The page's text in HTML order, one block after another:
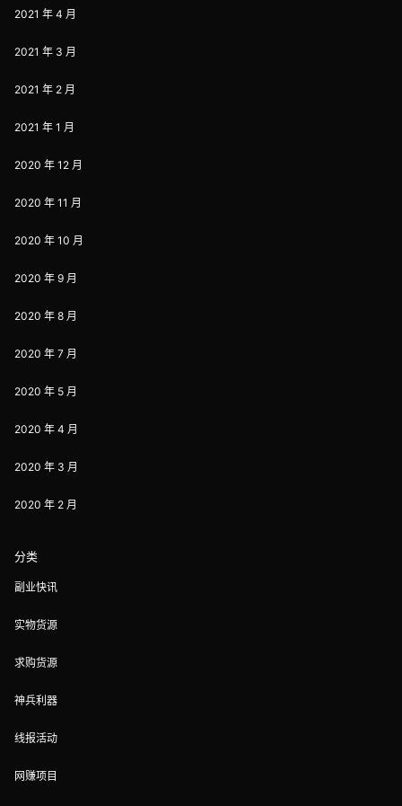
2021 年 4 月
2021 年 3 月
2021 年 2 月
2021 年 1 月
2020 年 12 月
2020 年 11 月
2020 年 10 月
2020 年 9 月
2020 年 8 月
2020 年 7 月
2020 年 5 月
2020 年 4 月
2020 年 3 月
2020 年 2 月
分类
副业快讯
实物货源
求购货源
神兵利器
线报活动
网赚项目